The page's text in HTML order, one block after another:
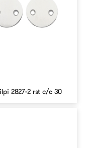
2827-2 rst c/c 30